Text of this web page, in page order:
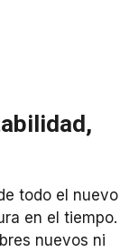
todo el nuevo
en el tiempo.
nuevos ni